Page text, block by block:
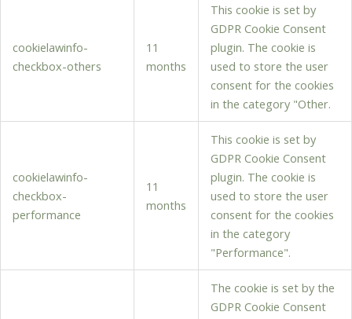
cookielawinfo-
checkbox-others
11
months
This cookie is set by
GDPR Cookie Consent
plugin. The cookie is
used to store the user
consent for the cookies
in the category "Other.
cookielawinfo-
checkbox-
performance
11
months
This cookie is set by
GDPR Cookie Consent
plugin. The cookie is
used to store the user
consent for the cookies
in the category
"Performance".
The cookie is set by the
GDPR Cookie Consent